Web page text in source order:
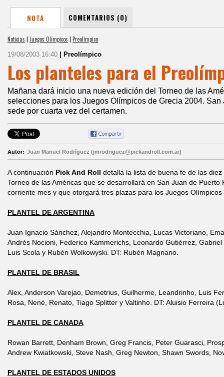
NOTA COMENTARIOS (0)
Noticias | Juegos Olímpicos | Preolímpico
19/08/2003 16:40 | Preolímpico
Los planteles para el
Mañana dará inicio una nueva edición del Torneo de las
selecciones para los Juegos Olímpicos de Grecia 2004.
sede por cuarta vez del certamen.
Autor: Juan Manuel Rodríguez (jmrodriguez@pickandroll.com.ar)
A continuación Pick And Roll detalla la lista de buena fe de las
Torneo de las Américas que se desarrollará en San Juan de Puerto
corriente mes y que otorgará tres plazas para los Juegos Olímpicos
PLANTEL DE ARGENTINA
Juan Ignacio Sánchez, Alejandro Montecchia, Lucas Victoriano,
Andrés Nocioni, Federico Kammerichs, Leonardo Gutiérrez,
Luis Scola y Rubén Wolkowyski. DT: Rubén Magnano.
PLANTEL DE BRASIL
Alex, Anderson Varejao, Demetrius, Guilherme, Leandrinho, Luis
Rosa, Nené, Renato, Tiago Splitter y Valtinho. DT: Aluisio Ferreira
PLANTEL DE CANADA
Rowan Barrett, Denham Brown, Greg Francis, Peter Guarasci,
Andrew Kwiatkowski, Steve Nash, Greg Newton, Shawn Swords,
PLANTEL DE ESTADOS UNIDOS